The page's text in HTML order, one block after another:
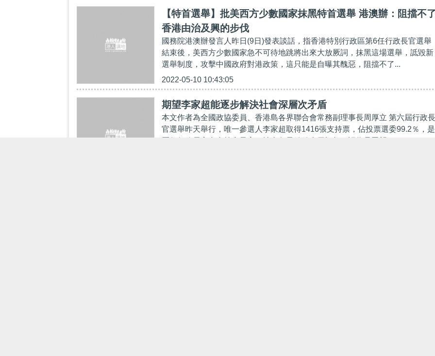
【特首選舉】批美西方少數國家抹黑特首選舉 港澳辦：阻擋不
香港由治及興的步伐
國務院港澳辦發言人昨日(9日)發表談話，指香港特別行政區第6任行政長官選舉
結束後，美西方少數國家急不可待地跳將出來大放厥詞，抹黑這場選舉，詆毀新
選舉制度，攻擊中國政府對港政策，這只能是自曝其醜惡，阻擋不了...
2022-05-10 10:43:05
期望李家超能逐步解決社會深層次矛盾
本文作者為全國政協委員、香港島各界聯合會常務副理事長周厚立 第六屆行政長
官選舉昨天舉行，唯一參選人李家超取得1416張支持票，佔投票選委99.2％，是